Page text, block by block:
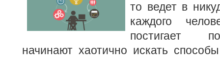
то ведет в
каждого
постигает
начинают хаотично искать